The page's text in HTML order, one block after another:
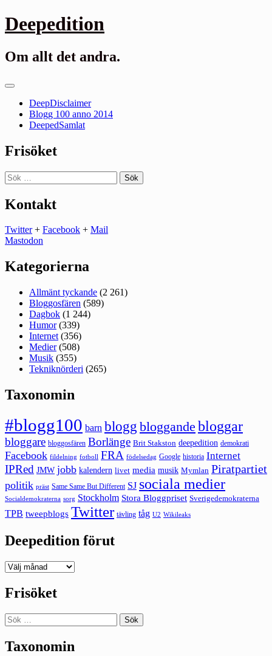
Gå
till
Deepedition
Om allt det andra.
Primär
DeepDisclaimer
Blogg 100 anno 2014
DeepedSamlat
Frisöket
Sök
efter:
Kontakt
Twitter+ Facebook + Mail
Mastodon
Kategorierna
Allmänt tyckande (2 261)
Bloggosfären (589)
Dagbok (1 244)
Humor(339)
Internet (356)
Medier(508)
Musik (355)
Tekniknörderi (265)
Taxonomin
#blogg100 barn blogg bloggande bloggar
bloggare bloggosfären Borlänge Brit Stakston deepedition demokrati
Facebook fildelning fotboll FRA födelsedag Google historia Internet
IPRed JMW jobb kalendern livet media musik Mymlan Piratpartiet
politik präst Same Same But Different SJ sociala medier
Socialdemokraterna sorg Stockholm Stora Bloggpriset Sverigedemokraterna
TPB tweepblogs Twitter tävling tåg U2 Wikileaks
Deepedition förut
Deepedition
Frisöket
Sök
efter:
Taxonomin